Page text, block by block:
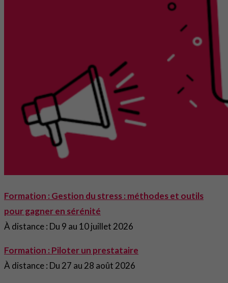
Formation : Gestion du stress : méthodes et outils
pour gagner en sérénité
À distance : Du 9 au 10 juillet 2026
Formation : Piloter un prestataire
À distance : Du 27 au 28 août 2026